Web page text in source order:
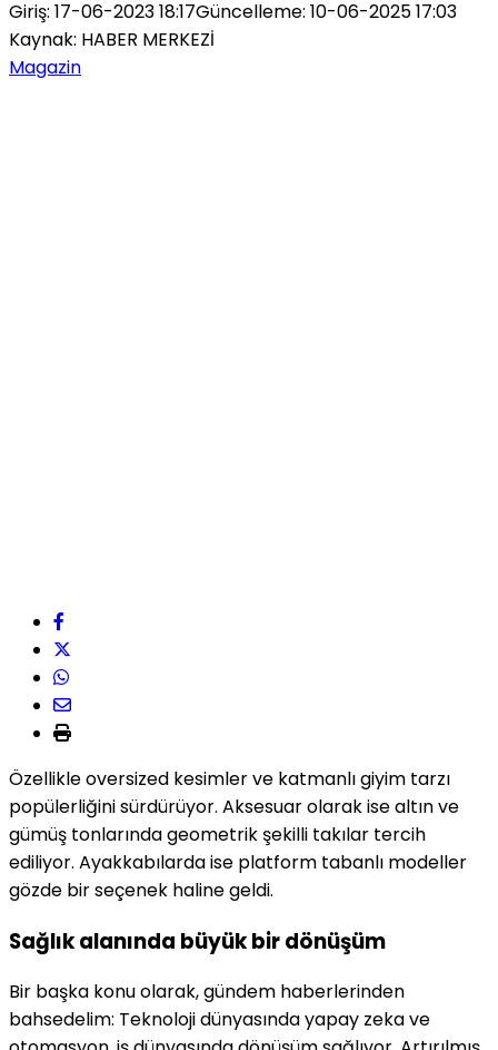
Giriş: 17-06-2023 18:17Güncelleme: 10-06-2025 17:03
Kaynak: HABER MERKEZİ
Magazin
Özellikle oversized kesimler ve katmanlı giyim tarzı
popülerliğini sürdürüyor. Aksesuar olarak ise altın ve
gümüş tonlarında geometrik şekilli takılar tercih
ediliyor. Ayakkabılarda ise platform tabanlı modeller
gözde bir seçenek haline geldi.
Sağlık alanında büyük bir dönüşüm
Bir başka konu olarak, gündem haberlerinden
bahsedelim: Teknoloji dünyasında yapay zeka ve